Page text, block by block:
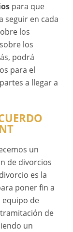
para que
seguir en cada
los
los
podrá
para el
a llegar a
un
de divorcios
es la
poner fin a
de
de
un